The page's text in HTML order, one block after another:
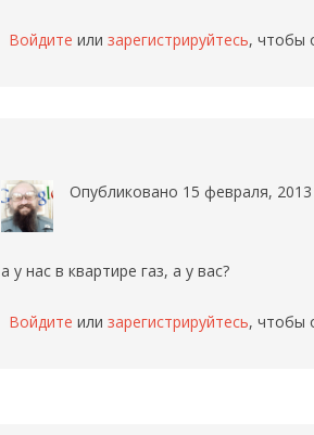
Войдите или зарегистрируйтесь, чтобы
Опубликовано 15 февраля,
а у нас в квартире газ, а у вас?
Войдите или зарегистрируйтесь, чтобы